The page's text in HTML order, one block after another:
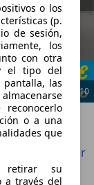
10
Compartir
o los
(p.
de sesión,
los
con otra
el tipo del
las
o a una
que
retirar su
a través del